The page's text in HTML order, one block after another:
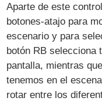
Aparte de este
botones-atajo para
escenario y para
botón RB selecciona
pantalla, mientras
tenemos en el
rotar entre los